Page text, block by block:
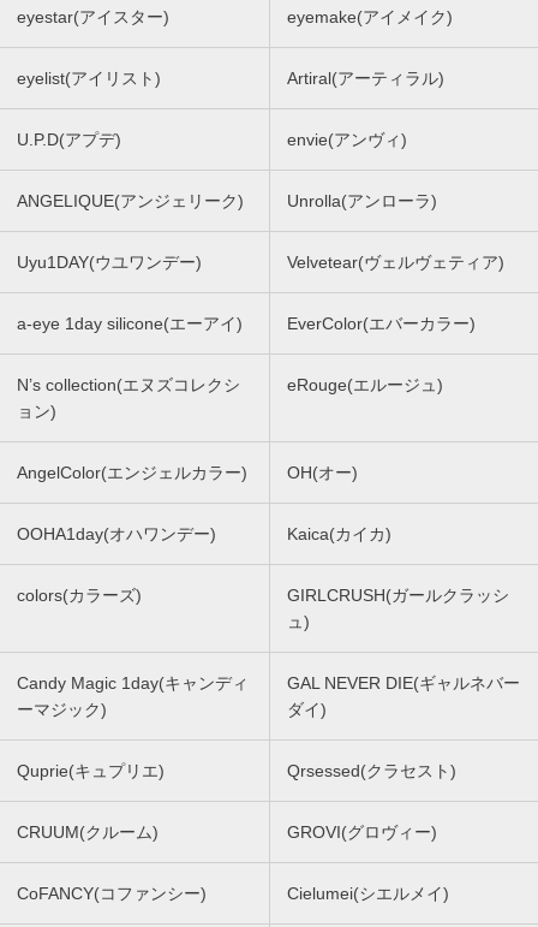
eyestar(アイスター) eyemake(アイメイク)
eyelist(アイリスト) Artiral(アーティラル)
U.P.D(アプデ) envie(アンヴィ)
ANGELIQUE(アンジェリーク) Unrolla(アンローラ)
Uyu1DAY(ウユワンデー) Velvetear(ヴェルヴェティア)
a-eye 1day silicone(エーアイ) EverColor(エバーカラー)
N’s collection(エヌズコレクシ
ョン)
eRouge(エルージュ)
AngelColor(エンジェルカラー) OH(オー)
OOHA1day(オハワンデー) Kaica(カイカ)
colors(カラーズ)
GIRLCRUSH(ガールクラッシ
ュ)
Candy Magic 1day(キャンディ
ーマジック)
GAL NEVER DIE(ギャルネバー
ダイ)
Quprie(キュプリエ) Qrsessed(クラセスト)
CRUUM(クルーム) GROVI(グロヴィー)
CoFANCY(コファンシー) Cielumei(シエルメイ)